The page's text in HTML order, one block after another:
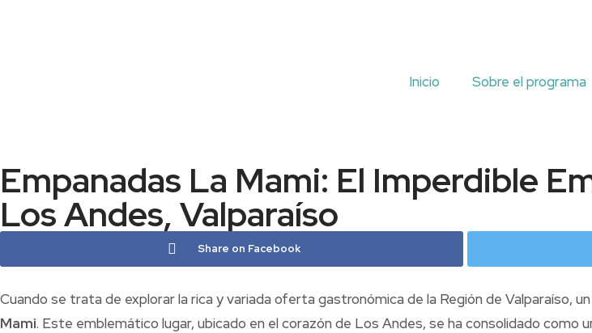
Inicio Sobre el programa
Empanadas La Mami: El Imperdible
Los Andes, Valparaíso
Share on Facebook
Cuando se trata de explorar la rica y variada oferta gastronómica de la Región de Valparaíso,
Mami. Este emblemático lugar, ubicado en el corazón de Los Andes, se ha consolidado como